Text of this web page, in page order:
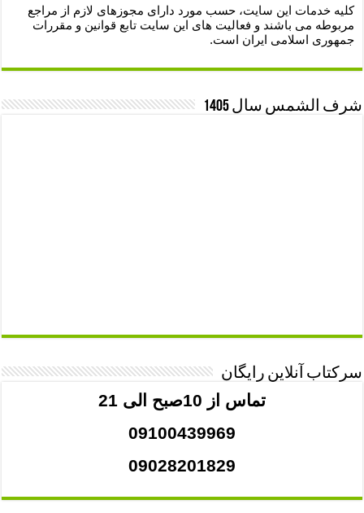
کلیه خدمات این سایت، حسب مورد دارای مجوزهای لازم از مراجع
مربوطه می باشند و فعالیت های این سایت تابع قوانین و مقررات
جمهوری اسلامی ایران است.
شرف الشمس سال 1405
سرکتاب آنلاین رایگان
تماس از 10صبح الی 21
09100439969
09028201829